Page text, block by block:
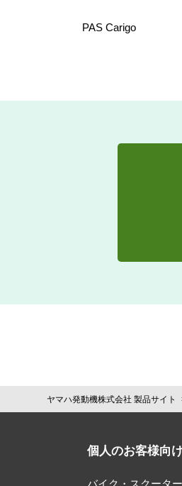
PAS Carigo
ヤマハ発動機株式会社 製品サイト
個人のお客様向
バイク・スクーター